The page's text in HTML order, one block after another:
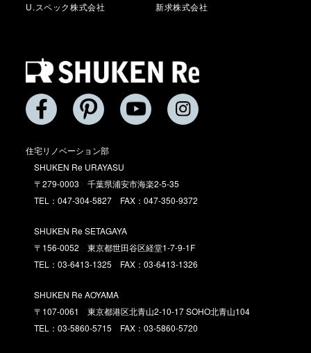
住宅リノベーション部
SHUKEN Re URAYASU
〒279-0003 千葉県浦安市海楽2-5-35
TEL：047-304-5827 FAX：047-350-9372
SHUKEN Re SETAGAYA
〒156-0052 東京都世田谷区経堂1-7-9-1F
TEL：03-6413-1325 FAX：03-6413-1326
SHUKEN Re AOYAMA
〒107-0061 東京都港区北青山2-10-17 SOHO北青山104
TEL：03-5860-5715 FAX：03-5860-5720
U.スペック株式会社
新求株式会社